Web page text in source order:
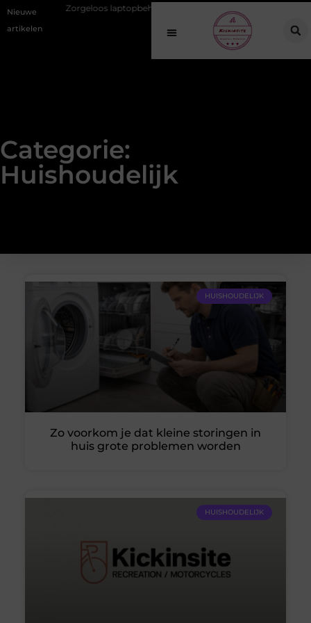
Nieuwe
artikelen
Zorgeloos laptopbeheer voor zorgorganisaties
Categorie:
Huishoudelijk
HUISHOUDELIJK
Zo voorkom je dat kleine storingen in
huis grote problemen worden
HUISHOUDELIJK